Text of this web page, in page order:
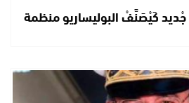
كَيْصَنَّفْ البوليساريو منظمة